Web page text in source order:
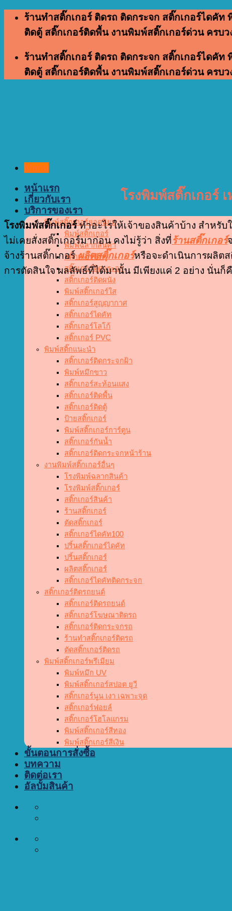
Skip
content
ร้านทำสติ๊กเกอร์ ติดรถ ติดกระจก สติ๊กเกอร์ไดคั
ติดตู้ สติ๊กเกอร์ติดพื้น งานพิมพ์สติ๊กเกอร์ด่วน ครบว
ร้านทำสติ๊กเกอร์ ติดรถ ติดกระจก สติ๊กเกอร์ไดคั
ติดตู้ สติ๊กเกอร์ติดพื้น งานพิมพ์สติ๊กเกอร์ด่วน ครบว
Menu
หน้าแรก
เกี่ยวกับเรา
บริการของเรา
พิมพ์สติ๊กเกอร์ยอดนิยม
พิมพ์สติ๊กเกอร์
พิมพ์ฉลากสินค้า
สติ๊กเกอร์ซีทรู
สติ๊กเกอร์ติดกระจก
สติ๊กเกอร์ติดผนัง
พิมพ์สติ๊กเกอร์ใส
สติ๊กเกอร์สูญญากาศ
สติ๊กเกอร์ไดคัท
สติ๊กเกอร์โลโก้
สติ๊กเกอร์ PVC
พิมพ์สติ๊กแนะนำ
สติ๊กเกอร์ติดกระจกฝ้า
พิมพ์หมึกขาว
สติ๊กเกอร์สะท้อนแสง
สติ๊กเกอร์ติดพื้น
สติ๊กเกอร์ติดตู้
ป้ายสติ๊กเกอร์
พิมพ์สติ๊กเกอร์การ์ตูน
สติ๊กเกอร์กันน้ำ
สติ๊กเกอร์ติดกระจกหน้าร้าน
งานพิมพ์สติ๊กเกอร์อื่นๆ
โรงพิมพ์ฉลากสินค้า
โรงพิมพ์สติ๊กเกอร์
สติ๊กเกอร์สินค้า
ร้านสติ๊กเกอร์
ตัดสติ๊กเกอร์
สติ๊กเกอร์ไดคัท100
ปริ้นสติ๊กเกอร์ไดคัท
ปริ้นสติ๊กเกอร์
ผลิตสติ๊กเกอร์
สติ๊กเกอร์ไดคัทติดกระจก
สติ๊กเกอร์ติดรถยนต์
สติ๊กเกอร์ติดรถยนต์
สติ๊กเกอร์โฆษณาติดรถ
สติ๊กเกอร์ติดกระจกรถ
ร้านทำสติ๊กเกอร์ติดรถ
ตัดสติ๊กเกอร์ติดรถ
พิมพ์สติ๊กเกอร์พรีเมียม
พิมพ์หมึก UV
พิมพ์สติ๊กเกอร์สปอต ยูวี
สติ๊กเกอร์นูน เงา เฉพาะจุด
สติ๊กเกอร์ฟอยล์
สติ๊กเกอร์โฮโลแกรม
พิมพ์สติ๊กเกอร์สีทอง
พิมพ์สติ๊กเกอร์สีเงิน
ขั้นตอนการสั่งซื้อ
บทความ
ติดต่อเรา
อัลบั้มสินค้า
โรงพิมพ์สติ๊กเกอร์
โรงพิมพ์สติ๊กเกอร์ทำอะไรให้เจ้าของสินค้าบ้าง สำหรับ
ไม่เคยสั่งสติ๊กเกอร์มาก่อน คงไม่รู้ว่า สิ่งที่ร้านสติ๊กเกอร์
จ้างร้านสติ๊กเกอร์ผลิตสติ๊กเกอร์หรือจะดำเนินการผลิตส
การตัดสินใจ ผลลัพธ์ที่ได้มานั้น มีเพียงแค่ 2 อย่าง นั่น